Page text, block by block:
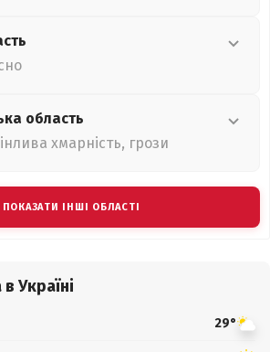
область
хмарність, грози
ПОКАЗАТИ ІНШІ ОБЛАСТІ
Україні
29°